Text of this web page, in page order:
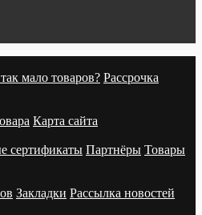
мало товаров? Рассрочка
Карта сайта
сертификаты Партнёры Товары
Закладки Рассылка новостей